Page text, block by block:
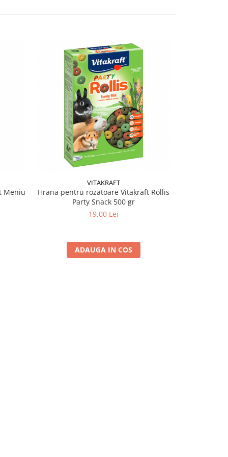
Meniu
VITAKRAFT
Hrana pentru rozatoare Vitakraft Rollis
Party Snack 500 gr
19,00 Lei
ADAUGA IN COS